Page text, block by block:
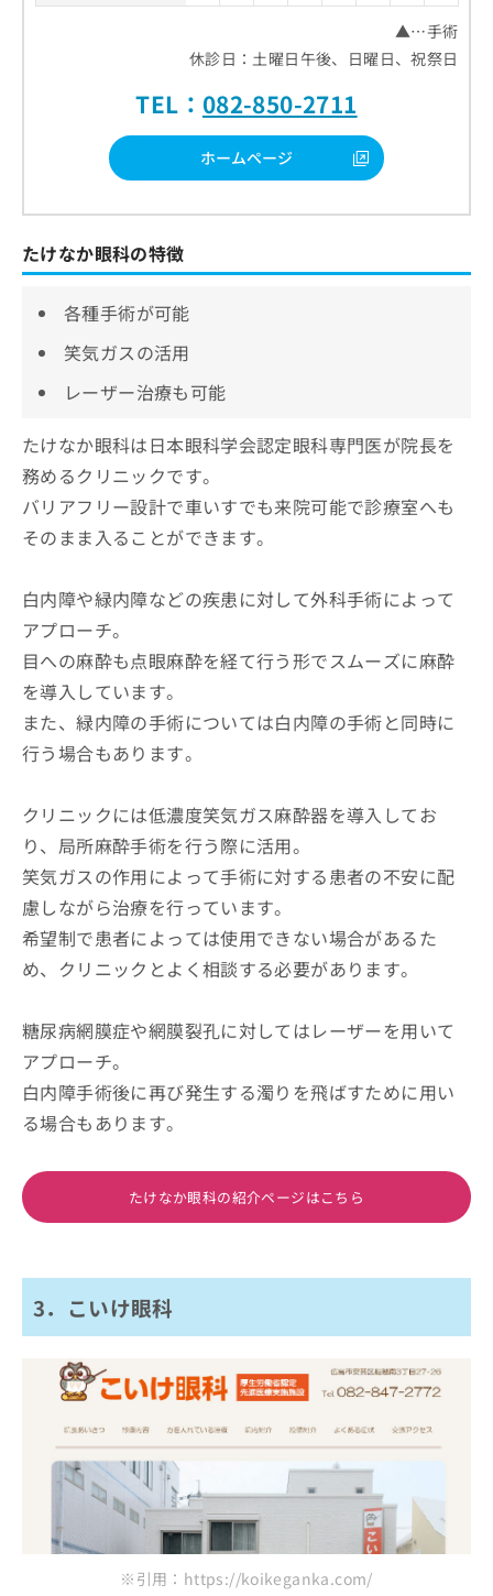
▲…手術
休診日：土曜日午後、日曜日、祝祭日
TEL： 082-850-2711
ホームページ
たけなか眼科の特徴
各種手術が可能
笑気ガスの活用
レーザー治療も可能
たけなか眼科は日本眼科学会認定眼科専門医が院長を
務めるクリニックです。
バリアフリー設計で車いすでも来院可能で診療室へも
そのまま入ることができます。
白内障や緑内障などの疾患に対して外科手術によって
アプローチ。
目への麻酔も点眼麻酔を経て行う形でスムーズに麻酔
を導入しています。
また、緑内障の手術については白内障の手術と同時に
行う場合もあります。
クリニックには低濃度笑気ガス麻酔器を導入してお
り、局所麻酔手術を行う際に活用。
笑気ガスの作用によって手術に対する患者の不安に配
慮しながら治療を行っています。
希望制で患者によっては使用できない場合があるた
め、クリニックとよく相談する必要があります。
糖尿病網膜症や網膜裂孔に対してはレーザーを用いて
アプローチ。
白内障手術後に再び発生する濁りを飛ばすために用い
る場合もあります。
たけなか眼科の紹介ページはこちら
3．こいけ眼科
※引用：https://koikeganka.com/